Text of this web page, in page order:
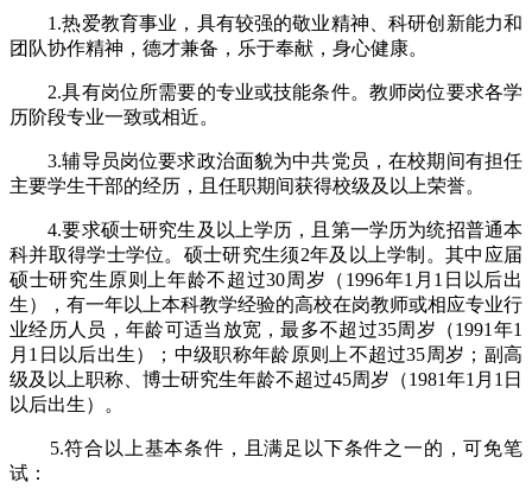
1.热爱教育事业，具有较强的敬业精神、科研创新能力和
团队协作精神，德才兼备，乐于奉献，身心健康。
2.具有岗位所需要的专业或技能条件。教师岗位要求各学
历阶段专业一致或相近。
3.辅导员岗位要求政治面貌为中共党员，在校期间有担任
主要学生干部的经历，且任职期间获得校级及以上荣誉。
4.要求硕士研究生及以上学历，且第一学历为统招普通本
科并取得学士学位。硕士研究生须2年及以上学制。其中应届
硕士研究生原则上年龄不超过30周岁（1996年1月1日以后出
生），有一年以上本科教学经验的高校在岗教师或相应专业行
业经历人员，年龄可适当放宽，最多不超过35周岁（1991年1
月1日以后出生）；中级职称年龄原则上不超过35周岁；副高
级及以上职称、博士研究生年龄不超过45周岁（1981年1月1日
以后出生）。
5.符合以上基本条件，且满足以下条件之一的，可免笔
试：